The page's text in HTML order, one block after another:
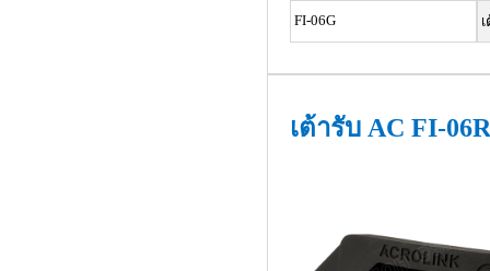
FI-06G
เต้ารับ AC FI-06R